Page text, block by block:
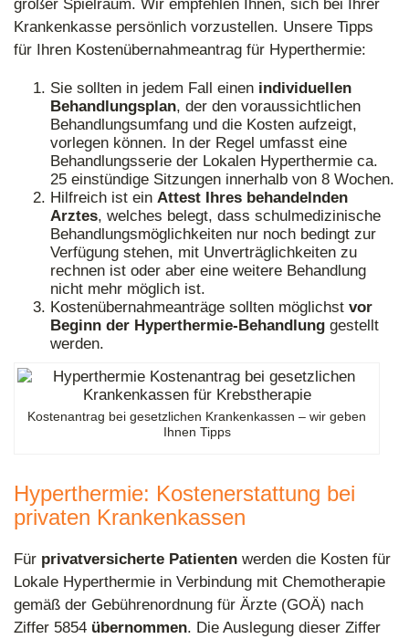
großer Spielraum. Wir empfehlen Ihnen, sich bei Ihrer
Krankenkasse persönlich vorzustellen. Unsere Tipps
für Ihren Kostenübernahmeantrag für Hyperthermie:
Sie sollten in jedem Fall einen individuellen
Behandlungsplan, der den voraussichtlichen
Behandlungsumfang und die Kosten aufzeigt,
vorlegen können. In der Regel umfasst eine
Behandlungsserie der Lokalen Hyperthermie ca.
25 einstündige Sitzungen innerhalb von 8 Wochen.
Hilfreich ist ein Attest Ihres behandelnden
Arztes, welches belegt, dass schulmedizinische
Behandlungsmöglichkeiten nur noch bedingt zur
Verfügung stehen, mit Unverträglichkeiten zu
rechnen ist oder aber eine weitere Behandlung
nicht mehr möglich ist.
Kostenübernahmeanträge sollten möglichst vor
Beginn der Hyperthermie-Behandlung gestellt
werden.
Kostenantrag bei gesetzlichen Krankenkassen – wir geben
Ihnen Tipps
Hyperthermie: Kostenerstattung bei
privaten Krankenkassen
Für privatversicherte Patienten werden die Kosten für
Lokale Hyperthermie in Verbindung mit Chemotherapie
gemäß der Gebührenordnung für Ärzte (GOÄ) nach
Ziffer 5854 übernommen. Die Auslegung dieser Ziffer